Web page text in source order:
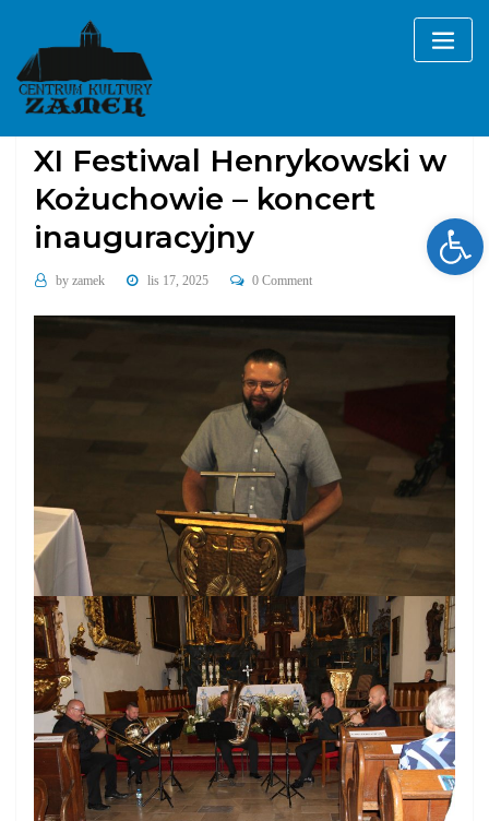
content
Galerie koncerty
XI Festiwal Henrykowski w
Kożuchowie – koncert
inauguracyjny
by zamek lis 17, 2025 0 Comment